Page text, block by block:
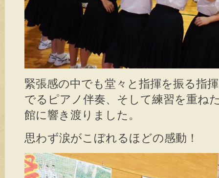
緊張感の中でも堂々と指揮を振る指
でるピアノ伴奏、そして練習を重ね
館に響き渡りました。
思わず涙がこぼれるほどの感動！